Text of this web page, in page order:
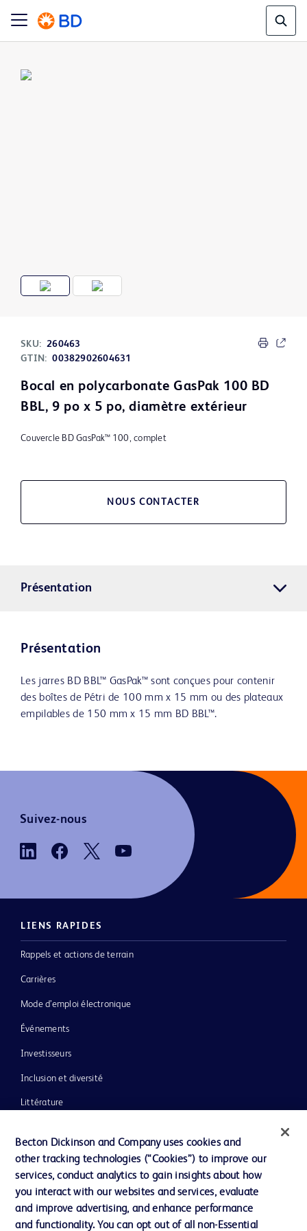
SKU: 260463
GTIN: 00382902604631
Bocal en polycarbonate GasPak 100 BD
BBL, 9 po x 5 po, diamètre extérieur
Couvercle BD GasPak™ 100, complet
NOUS CONTACTER
Présentation
Présentation
Les jarres BD BBL™ GasPak™ sont conçues pour contenir
des boîtes de Pétri de 100 mm x 15 mm ou des plateaux
empilables de 150 mm x 15 mm BD BBL™.
Suivez-nous
LIENS RAPIDES
Rappels et actions de terrain
Carrières
Mode d’emploi électronique
Événements
Investisseurs
Inclusion et diversité
Littérature
Notre entreprise
Éthique et conformité
Assistance
Becton Dickinson and Company uses cookies and
other tracking technologies (“Cookies”) to improve our
services, conduct analytics to gain insights about how
you interact with our websites and services, evaluate
and improve advertising, and enhance performance
and functionality. You can opt out of all non-Essential